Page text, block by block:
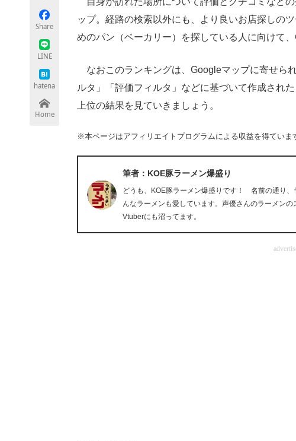
Share
LINE
hatena
Home
ップ。経路の検索以外にも、より良いお店探しの
めのパン（ベーカリー）を探している人に向けて
なおこのランキングは、Googleマップに寄せら
ルタ」「評価フィルタ」などに基づいて作成され
上位の結果を見ていきましょう。
※本ページはアフィリエイトプログラムによる収益を得ていま
筆者：KOE豚ラーメン爆盛り
どうも、KOE豚ラーメン爆盛りです！ 名前の通り
んなラーメンも愛しています。声優さんのラーメン
Vtuberにも沼ってます。